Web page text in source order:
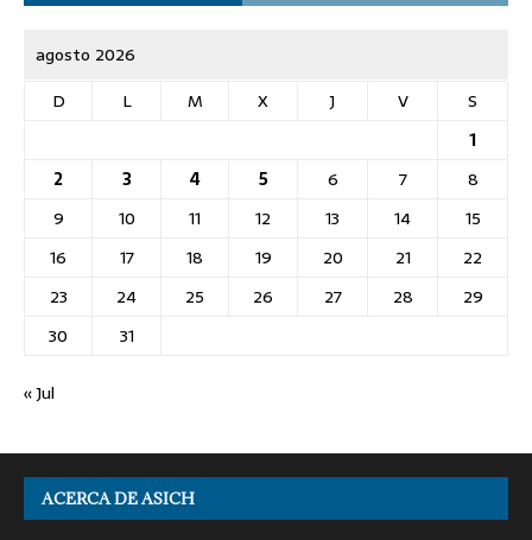
agosto 2026
D
L M X J V
S
1
2
3 4 5 6 7
8
9
10 11 12 13 14
15
16
17 18 19 20 21
22
23
24 25 26 27 28
29
30
31
« Jul
ACERCA DE ASICH